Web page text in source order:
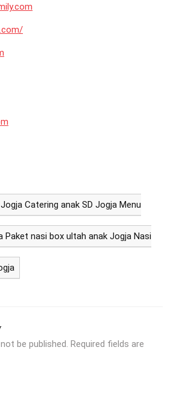
Catering anak SD Jogja Menu
Paket nasi box ultah anak Jogja Nasi
be published. Required fields are